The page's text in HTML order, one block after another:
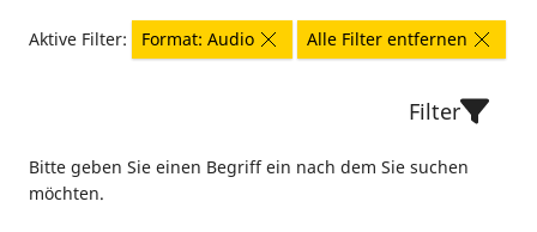
Aktive Filter: Format: Audio Alle Filter entfernen
Filter
Bitte geben Sie einen Begriff ein nach dem Sie suchen
möchten.